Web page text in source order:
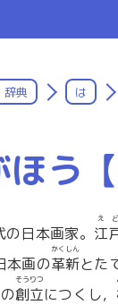
辞典 は
う
の日本画家。 江
えど
本画の革新
かくしん
とた
創立
そうりつ
につくし，